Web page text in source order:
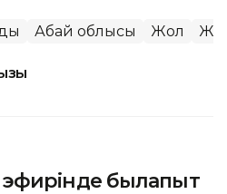
Абай облысы Жол
былапыт